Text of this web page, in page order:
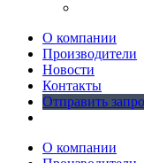
О компании
Производители
Новости
Контакты
Отправить
О компании